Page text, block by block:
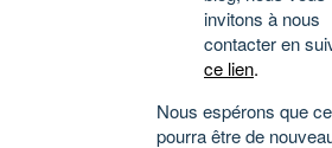
invitons à nous
contacter en
ce lien.
Nous espérons que
pourra être de